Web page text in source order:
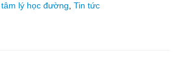
lý học đường Tin tức